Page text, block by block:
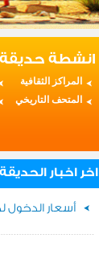
انشطة حديقة
المراكز الثقافية
المتحف التاريخي
اخر اخبار الحديقة
أسعار الدخول